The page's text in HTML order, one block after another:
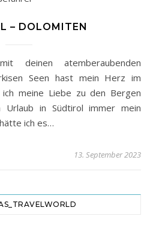
– DOLOMITEN
Seen hast mein Herz im
meine Liebe zu den Bergen
in Südtirol immer mein
ich es…
13. September 2023